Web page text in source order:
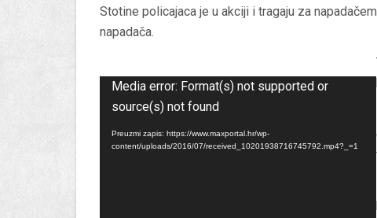
Stotine policajaca je u akciji i tragaju za
napadača.
videozapisa
Media error: Format(s) not supported or
source(s) not found
Preuzmi zapis: https://www.maxportal.hr/wp-
content/uploads/2016/07/received_10201938716745792.mp4?_=1